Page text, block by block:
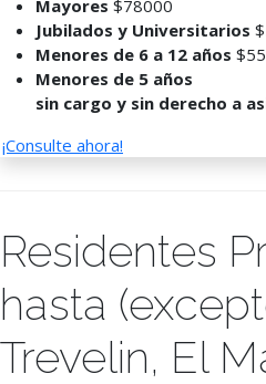
Mayores $78000
Jubilados y Universitarios
Menores de 6 a 12 años
Menores de 5 años
sin cargo y sin derecho a
¡Consulte ahora!
Residentes
hasta
Trevelin, El